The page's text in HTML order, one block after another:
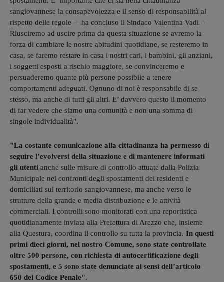
sangiovannese la consapevolezza e il senso di responsabilità al
rispetto delle regole – ha concluso il Sindaco Valentina Vadi –
Riusciremo ad uscire prima da questa situazione se avremo la
forza di cambiare le nostre abitudini quotidiane, se resteremo in
casa, se faremo restare in casa i nostri cari, i bambini, gli anziani,
i soggetti esposti a rischio maggiore, se convinceremo e
persuaderemo quante più persone possibile a tenere
comportamenti adeguati. Ognuno di noi è responsabile di se
stesso, ma anche di tutti gli altri. E’ davvero questo il momento
di far vedere che siamo una comunità e non una somma di
singole individualità".
"La costante comunicazione alla cittadinanza ha permesso di
seguire l’evolversi della situazione e di mantenere informati
gli utenti anche sulle misure di controllo attuate dalla Polizia
Municipale nei confronti degli spostamenti dei residenti e
domiciliati sul territorio sangiovannese, ma anche verso le
strutture della grande e media distribuzione e le attività
commerciali. I controlli sono monitorati con una reportistica
quotidianamente inviata alla Prefettura di Arezzo che, insieme
alla Questura, coordina il controllo su tutta la provincia. In questi
primi dieci giorni, nel nostro Comune, sono state controllate
oltre 500 persone, con richiesta di autocertificazione degli
spostamenti, e 5 sono state denunciate ai sensi dell’articolo
650 del Codice Penale".